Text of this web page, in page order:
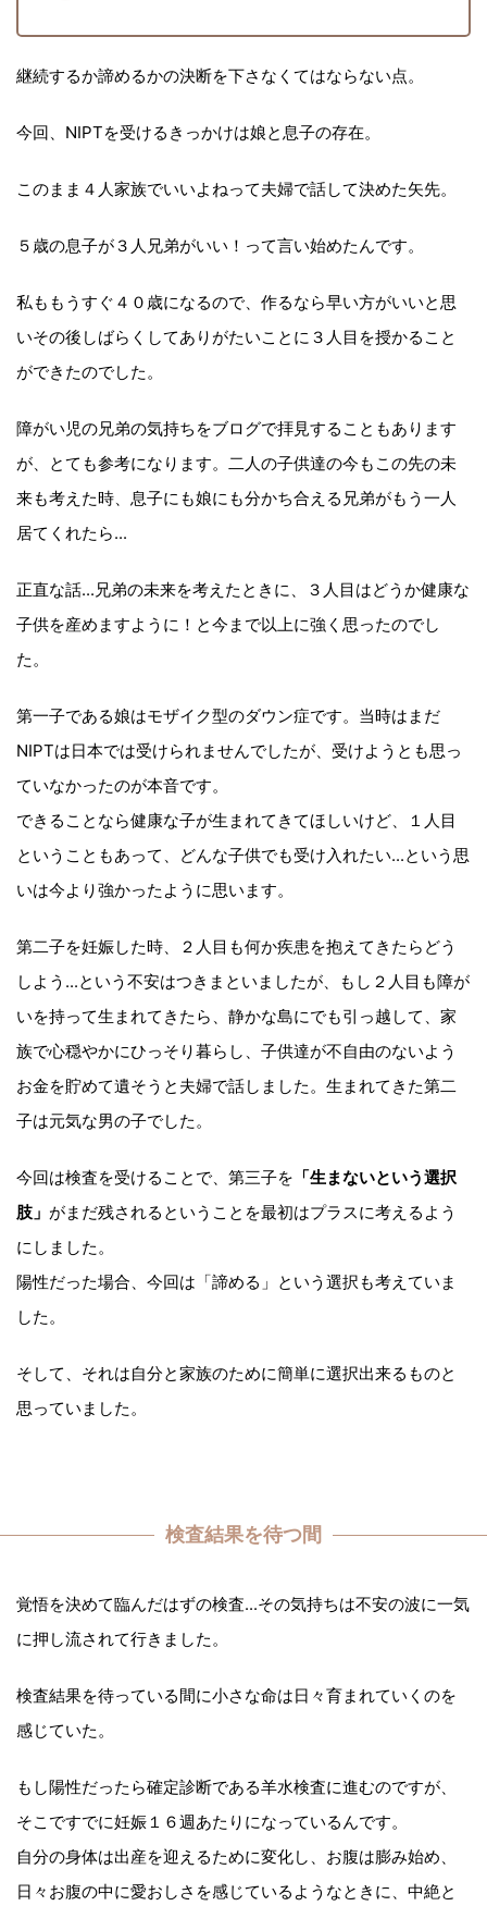
継続するか諦めるかの決断を下さなくてはならない点。
今回、NIPTを受けるきっかけは娘と息子の存在。
このまま４人家族でいいよねって夫婦で話して決めた矢先。
５歳の息子が３人兄弟がいい！って言い始めたんです。
私ももうすぐ４０歳になるので、作るなら早い方がいいと思
いその後しばらくしてありがたいことに３人目を授かること
ができたのでした。
障がい児の兄弟の気持ちをブログで拝見することもあります
が、とても参考になります。二人の子供達の今もこの先の未
来も考えた時、息子にも娘にも分かち合える兄弟がもう一人
居てくれたら...
正直な話...兄弟の未来を考えたときに、３人目はどうか健康な
子供を産めますように！と今まで以上に強く思ったのでし
た。
第一子である娘はモザイク型のダウン症です。当時はまだ
NIPTは日本では受けられませんでしたが、受けようとも思っ
ていなかったのが本音です。
できることなら健康な子が生まれてきてほしいけど、１人目
ということもあって、どんな子供でも受け入れたい...という思
いは今より強かったように思います。
第二子を妊娠した時、２人目も何か疾患を抱えてきたらどう
しよう...という不安はつきまといましたが、もし２人目も障が
いを持って生まれてきたら、静かな島にでも引っ越して、家
族で心穏やかにひっそり暮らし、子供達が不自由のないよう
お金を貯めて遺そうと夫婦で話しました。生まれてきた第二
子は元気な男の子でした。
今回は検査を受けることで、第三子を 「生まないという選択
肢」 がまだ残されるということを最初はプラスに考えるよう
にしました。
陽性だった場合、今回は「諦める」という選択も考えていま
した。
そして、それは自分と家族のために簡単に選択出来るものと
思っていました。
検査結果を待つ間
覚悟を決めて臨んだはずの検査...その気持ちは不安の波に一気
に押し流されて行きました。
検査結果を待っている間に小さな命は日々育まれていくのを
感じていた。
もし陽性だったら確定診断である羊水検査に進むのですが、
そこですでに妊娠１６週あたりになっているんです。
自分の身体は出産を迎えるために変化し、お腹は膨み始め、
日々お腹の中に愛おしさを感じているようなときに、中絶と